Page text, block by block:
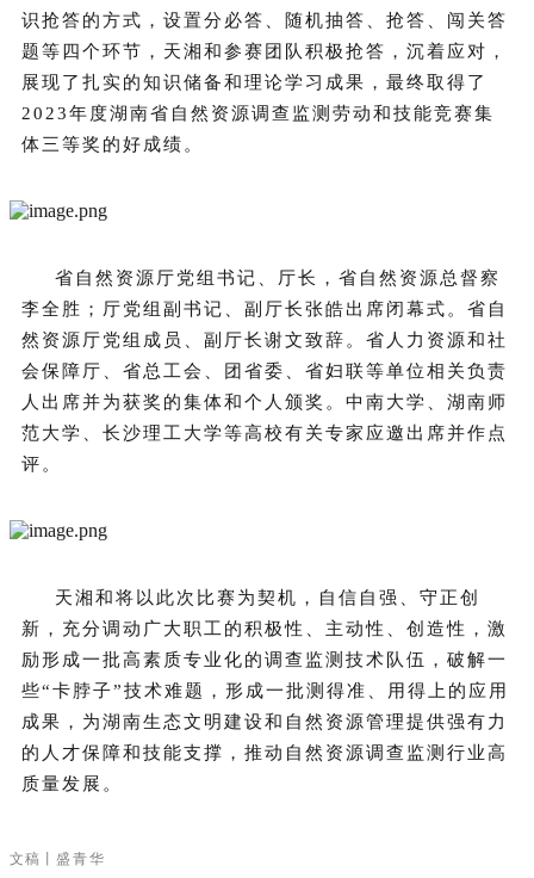
识抢答的方式，设置分必答、随机抽答、抢答、闯关答
题等四个环节，天湘和参赛团队积极抢答，沉着应对，
展现了扎实的知识储备和理论学习成果，最终取得了
2023年度湖南省自然资源调查监测劳动和技能竞赛集
体三等奖的好成绩。
省自然资源厅党组书记、厅长，省自然资源总督察
李全胜；厅党组副书记、副厅长张皓出席闭幕式。省自
然资源厅党组成员、副厅长谢文致辞。省人力资源和社
会保障厅、省总工会、团省委、省妇联等单位相关负责
人出席并为获奖的集体和个人颁奖。中南大学、湖南师
范大学、长沙理工大学等高校有关专家应邀出席并作点
评。
天湘和将以此次比赛为契机，自信自强、守正创
新，充分调动广大职工的积极性、主动性、创造性，激
励形成一批高素质专业化的调查监测技术队伍，破解一
些“卡脖子”技术难题，形成一批测得准、用得上的应用
成果，为湖南生态文明建设和自然资源管理提供强有力
的人才保障和技能支撑，推动自然资源调查监测行业高
质量发展。
文稿丨 盛青华